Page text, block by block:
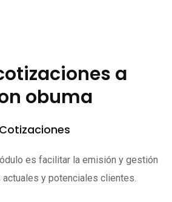
a
obuma
es facilitar la emisión y gestión
y potenciales clientes.